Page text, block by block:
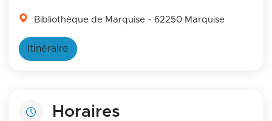
Bibliothèque de Marquise - 62250 Marquise
Itinéraire
Horaires